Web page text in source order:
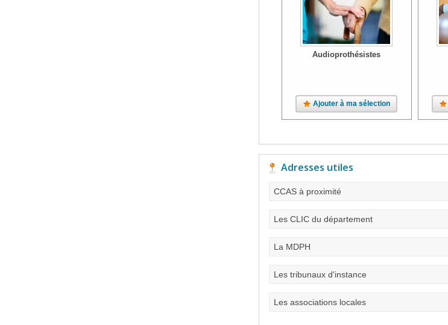
Audioprothésistes
Ajouter à ma sélection
Adresses utiles
CCAS à proximité
Les CLIC du département
La MDPH
Les tribunaux d'instance
Les associations locales